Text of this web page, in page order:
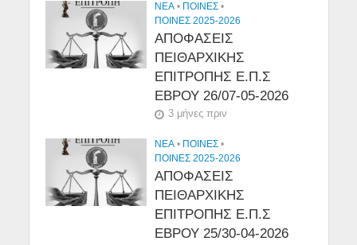
NEA • ΠΟΙΝΕΣ •
ΠΟΙΝΕΣ 2025-2026
ΑΠΟΦΑΣΕΙΣ
ΠΕΙΘΑΡΧΙΚΗΣ
ΕΠΙΤΡΟΠΗΣ Ε.Π.Σ
ΕΒΡΟΥ 26/07-05-2026
3 μήνες πριν
NEA • ΠΟΙΝΕΣ •
ΠΟΙΝΕΣ 2025-2026
ΑΠΟΦΑΣΕΙΣ
ΠΕΙΘΑΡΧΙΚΗΣ
ΕΠΙΤΡΟΠΗΣ Ε.Π.Σ
ΕΒΡΟΥ 25/30-04-2026